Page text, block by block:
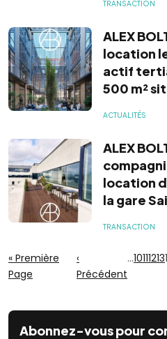
TRANSACTION
ALEX
location
actif
500 m²
ACTUALITÉS
ALEX
location
la gare
TRANSACTION
« Première
Page
‹
Précédent
…10111213
Abonnez-vous pour